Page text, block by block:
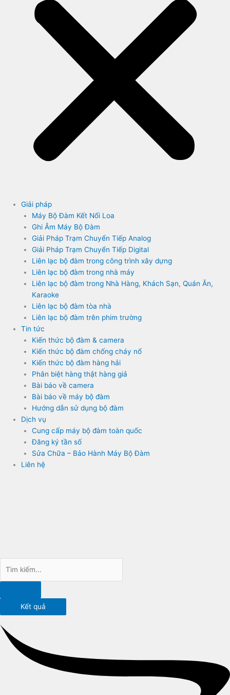
Giải pháp
Máy Bộ Đàm Kết Nối Loa
Ghi Âm Máy Bộ Đàm
Giải Pháp Trạm Chuyển Tiếp Analog
Giải Pháp Trạm Chuyển Tiếp Digital
Liên lạc bộ đàm trong công trình xây dựng
Liên lạc bộ đàm trong nhà máy
Liên lạc bộ đàm trong Nhà Hàng, Khách Sạn, Quán Ăn,
Karaoke
Liên lạc bộ đàm tòa nhà
Liên lạc bộ đàm trên phim trường
Tin tức
Kiến thức bộ đàm & camera
Kiến thức bộ đàm chống cháy nổ
Kiến thức bộ đàm hàng hải
Phân biệt hàng thật hàng giả
Bài báo về camera
Bài báo về máy bộ đàm
Hướng dẫn sử dụng bộ đàm
Dịch vụ
Cung cấp máy bộ đàm toàn quốc
Đăng ký tần số
Sửa Chữa – Bảo Hành Máy Bộ Đàm
Liên hệ
Kết quả